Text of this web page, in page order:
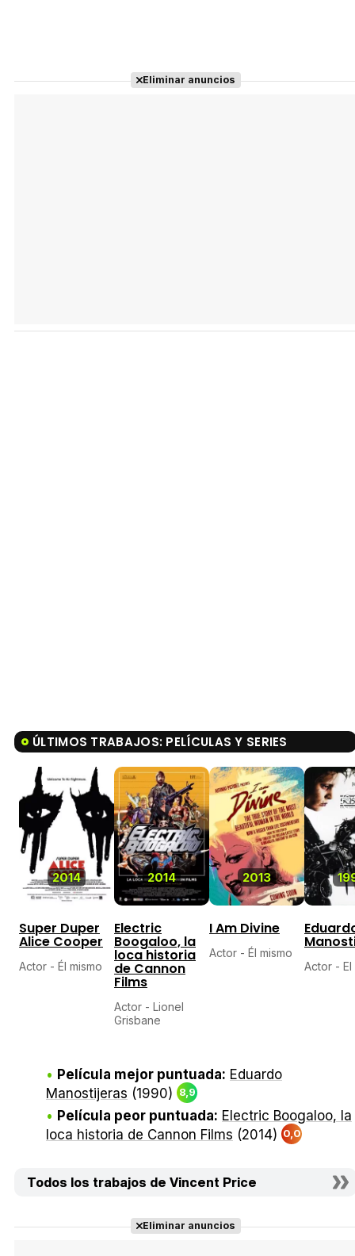
Eliminar anuncios
ÚLTIMOS TRABAJOS: PELÍCULAS Y SERIES
2014
Super Duper
Alice Cooper
Actor - Él mismo
2014
Electric
Boogaloo, la
loca historia
de Cannon
Films
Actor - Lionel
Grisbane
2013
I Am Divine
Actor - Él mismo
Actor -
Película mejor puntuada: Eduardo
Manostijeras (1990) 8,9
Película peor puntuada: Electric Boogaloo, la
loca historia de Cannon Films (2014) 0,0
Todos los trabajos de Vincent Price
Eliminar anuncios